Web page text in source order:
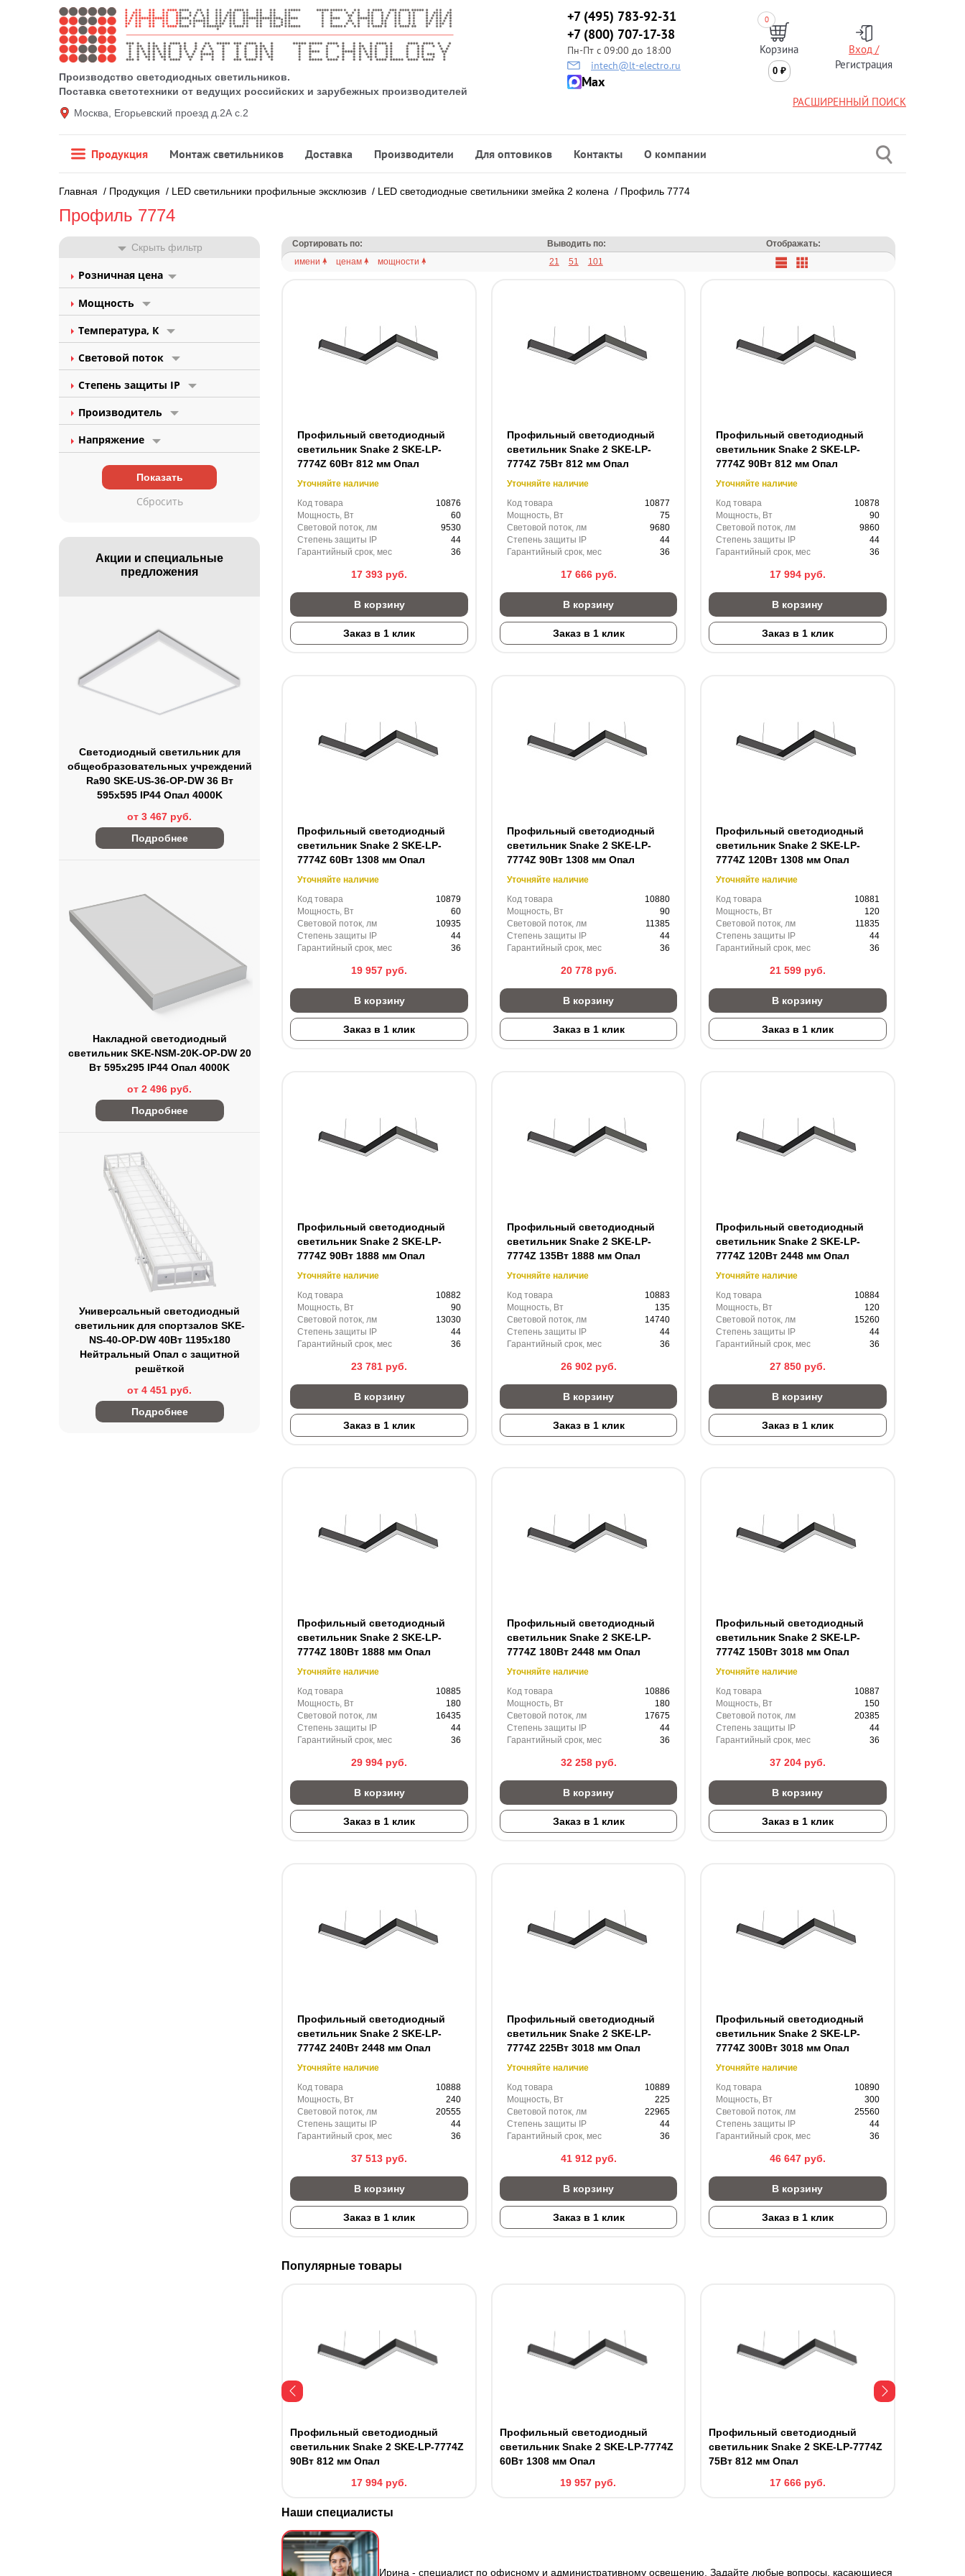
Производство светодиодных светильников.
Поставка светотехники от ведущих российских и зарубежных производителей
Москва, Егорьевский проезд д.2А с.2
+7 (495) 783-92-31
+7 (800) 707-17-38
Пн-Пт с 09:00 до 18:00
intech@lt-electro.ru
Max
0
Корзина
0 ₽
Вход /
Регистрация
РАСШИРЕННЫЙ ПОИСК
Продукция Монтаж светильников Доставка Производители Для оптовиков Контакты О компании
Главная / Продукция / LED светильники профильные эксклюзив / LED светодиодные светильники змейка 2 колена / Профиль 7774
Профиль 7774
Скрыть фильтр
Розничная цена
Мощность
Температура, К
Световой поток
Степень защиты IP
Производитель
Напряжение
Акции и специальные
предложения
Светодиодный светильник для
общеобразовательных учреждений
Ra90 SKE-US-36-OP-DW 36 Вт
595x595 IP44 Опал 4000K
от 3 467 руб.
Подробнее
Накладной светодиодный
светильник SKE-NSM-20K-OP-DW 20
Вт 595x295 IP44 Опал 4000K
от 2 496 руб.
Подробнее
Универсальный светодиодный
светильник для спортзалов SKE-
NS-40-OP-DW 40Вт 1195х180
Нейтральный Опал с защитной
решёткой
от 4 451 руб.
Подробнее
Сортировать по: Выводить по:
Отображать:
имени
ценам мощности 21 51 101
Профильный светодиодный
светильник Snake 2 SKE-LP-
7774Z 60Вт 812 мм Опал
Уточняйте наличие
Код товара
10876
Мощность, Вт
60
Световой поток, лм
9530
Степень защиты IP
44
Гарантийный срок, мес
36
17 393 руб.
В корзину
Заказ в 1 клик
Профильный светодиодный
светильник Snake 2 SKE-LP-
7774Z 75Вт 812 мм Опал
Уточняйте наличие
Код товара
10877
Мощность, Вт
75
Световой поток, лм
9680
Степень защиты IP
44
Гарантийный срок, мес
36
17 666 руб.
В корзину
Заказ в 1 клик
Профильный светодиодный
светильник Snake 2 SKE-LP-
7774Z 90Вт 812 мм Опал
Уточняйте наличие
Код товара
10878
Мощность, Вт
90
Световой поток, лм
9860
Степень защиты IP
44
Гарантийный срок, мес
36
17 994 руб.
В корзину
Заказ в 1 клик
Профильный светодиодный
светильник Snake 2 SKE-LP-
7774Z 60Вт 1308 мм Опал
Уточняйте наличие
Код товара
10879
Мощность, Вт
60
Световой поток, лм
10935
Степень защиты IP
44
Гарантийный срок, мес
36
19 957 руб.
В корзину
Заказ в 1 клик
Профильный светодиодный
светильник Snake 2 SKE-LP-
7774Z 90Вт 1308 мм Опал
Уточняйте наличие
Код товара
10880
Мощность, Вт
90
Световой поток, лм
11385
Степень защиты IP
44
Гарантийный срок, мес
36
20 778 руб.
В корзину
Заказ в 1 клик
Профильный светодиодный
светильник Snake 2 SKE-LP-
7774Z 120Вт 1308 мм Опал
Уточняйте наличие
Код товара
10881
Мощность, Вт
120
Световой поток, лм
11835
Степень защиты IP
44
Гарантийный срок, мес
36
21 599 руб.
В корзину
Заказ в 1 клик
Профильный светодиодный
светильник Snake 2 SKE-LP-
7774Z 90Вт 1888 мм Опал
Уточняйте наличие
Код товара
10882
Мощность, Вт
90
Световой поток, лм
13030
Степень защиты IP
44
Гарантийный срок, мес
36
23 781 руб.
В корзину
Заказ в 1 клик
Профильный светодиодный
светильник Snake 2 SKE-LP-
7774Z 135Вт 1888 мм Опал
Уточняйте наличие
Код товара
10883
Мощность, Вт
135
Световой поток, лм
14740
Степень защиты IP
44
Гарантийный срок, мес
36
26 902 руб.
В корзину
Заказ в 1 клик
Профильный светодиодный
светильник Snake 2 SKE-LP-
7774Z 120Вт 2448 мм Опал
Уточняйте наличие
Код товара
10884
Мощность, Вт
120
Световой поток, лм
15260
Степень защиты IP
44
Гарантийный срок, мес
36
27 850 руб.
В корзину
Заказ в 1 клик
Профильный светодиодный
светильник Snake 2 SKE-LP-
7774Z 180Вт 1888 мм Опал
Уточняйте наличие
Код товара
10885
Мощность, Вт
180
Световой поток, лм
16435
Степень защиты IP
44
Гарантийный срок, мес
36
29 994 руб.
В корзину
Заказ в 1 клик
Профильный светодиодный
светильник Snake 2 SKE-LP-
7774Z 180Вт 2448 мм Опал
Уточняйте наличие
Код товара
10886
Мощность, Вт
180
Световой поток, лм
17675
Степень защиты IP
44
Гарантийный срок, мес
36
32 258 руб.
В корзину
Заказ в 1 клик
Профильный светодиодный
светильник Snake 2 SKE-LP-
7774Z 150Вт 3018 мм Опал
Уточняйте наличие
Код товара
10887
Мощность, Вт
150
Световой поток, лм
20385
Степень защиты IP
44
Гарантийный срок, мес
36
37 204 руб.
В корзину
Заказ в 1 клик
Профильный светодиодный
светильник Snake 2 SKE-LP-
7774Z 240Вт 2448 мм Опал
Уточняйте наличие
Код товара
10888
Мощность, Вт
240
Световой поток, лм
20555
Степень защиты IP
44
Гарантийный срок, мес
36
37 513 руб.
В корзину
Заказ в 1 клик
Профильный светодиодный
светильник Snake 2 SKE-LP-
7774Z 225Вт 3018 мм Опал
Уточняйте наличие
Код товара
10889
Мощность, Вт
225
Световой поток, лм
22965
Степень защиты IP
44
Гарантийный срок, мес
36
41 912 руб.
В корзину
Заказ в 1 клик
Профильный светодиодный
светильник Snake 2 SKE-LP-
7774Z 300Вт 3018 мм Опал
Уточняйте наличие
Код товара
10890
Мощность, Вт
300
Световой поток, лм
25560
Степень защиты IP
44
Гарантийный срок, мес
36
46 647 руб.
В корзину
Заказ в 1 клик
Популярные товары
Профильный светодиодный
светильник Snake 2 SKE-LP-7774Z
90Вт 812 мм Опал
17 994 руб.
Профильный светодиодный
светильник Snake 2 SKE-LP-7774Z
60Вт 1308 мм Опал
19 957 руб.
Профильный светодиодный
светильник Snake 2 SKE-LP-7774Z
75Вт 812 мм Опал
17 666 руб.
Наши специалисты
Ирина - специалист по офисному и административному освещению. Задайте любые вопросы, касающиеся